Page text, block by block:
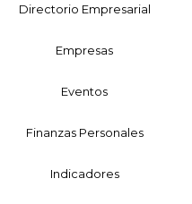
Directorio Empresarial
Empresas
Eventos
Finanzas Personales
Indicadores